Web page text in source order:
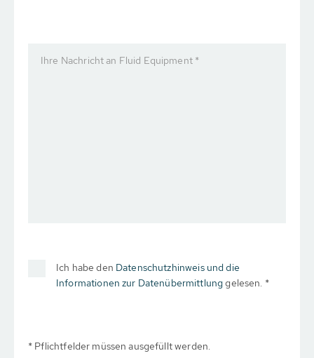
Ihre Nachricht an Fluid Equipment *
Ich habe den Datenschutzhinweis und die
Informationen zur Datenübermittlunggelesen. *
* Pflichtfelder müssen ausgefüllt werden.